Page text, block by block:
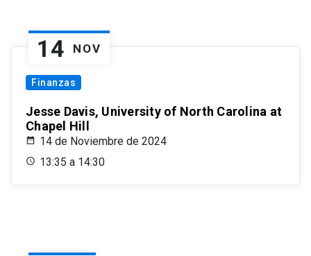
14 NOV
Finanzas
Jesse Davis, University of North Carolina at
Chapel Hill
14 de Noviembre de 2024
13:35 a 14:30